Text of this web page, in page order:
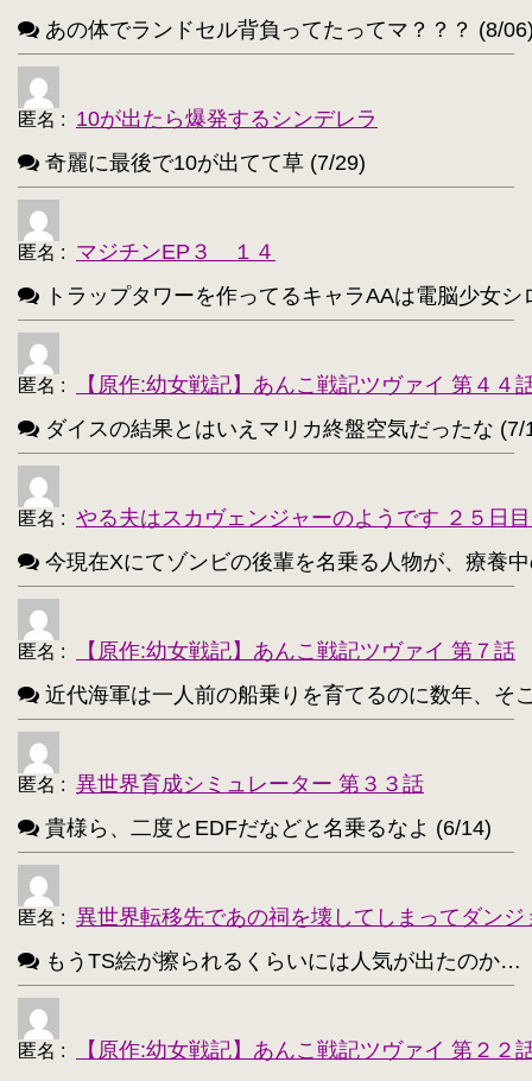
アルトリア・ペンドラゴン(Fate)【214】
・ ユウキ(SAO)【214】 ・ 古明地こいし【210】
・ アクア(このすば)【208】 キョン【205】
・ レミリア・スカーレット(東方project)【203】
・ アイリスフィール・フォン・アインツベルン【
・ 高町なのは【202】 ・
・ 響(艦これ)【197】 ・ 夜神月【196】
・ アティ(サモンナイト)【194】
・ 西住まほ【189】
・ サーニャ・V・リトヴャク【188】
・
・ 不知火(艦これ)【186】
・ めぐみん(このすば)【172】
・
・ 鹿目まどか【168】
あの体でランドセル背負ってたってマ？？？ (8/
匿名 :
10が出たら爆発するシンデレラ
奇麗に最後で10が出てて草 (7/29)
匿名 :
マジチンEP３ １４
トラップタワーを作ってるキャラAAは電脳少女シ
匿名 :
【原作:幼女戦記】あんこ戦記ツヴァイ 第４４
ダイスの結果とはいえマリカ終盤空気だったな (7/
匿名 : やる夫はスカヴェンジャーのようです ２５日
今現在Xにてゾンビの後輩を名乗る人物が、療養
匿名 :
【原作:幼女戦記】あんこ戦記ツヴァイ 第７話
近代海軍は一人前の船乗りを育てるのに数年、そ
匿名 : 異世界育成シミュレーター 第３３話
貴様ら、二度とEDFだなどと名乗るなよ (6/14)
匿名 : 異世界転移先であの祠を壊してしまってダン
もうTS絵が擦られるくらいには人気が出たのか…
匿名 :
【原作:幼女戦記】あんこ戦記ツヴァイ 第２２